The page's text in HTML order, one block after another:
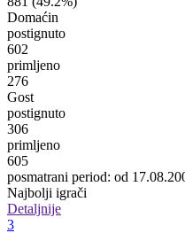
Domaćin
postignuto
602
primljeno
276
Gost
postignuto
306
primljeno
605
posmatrani period: od
Najbolji igrači
Detaljnije
3